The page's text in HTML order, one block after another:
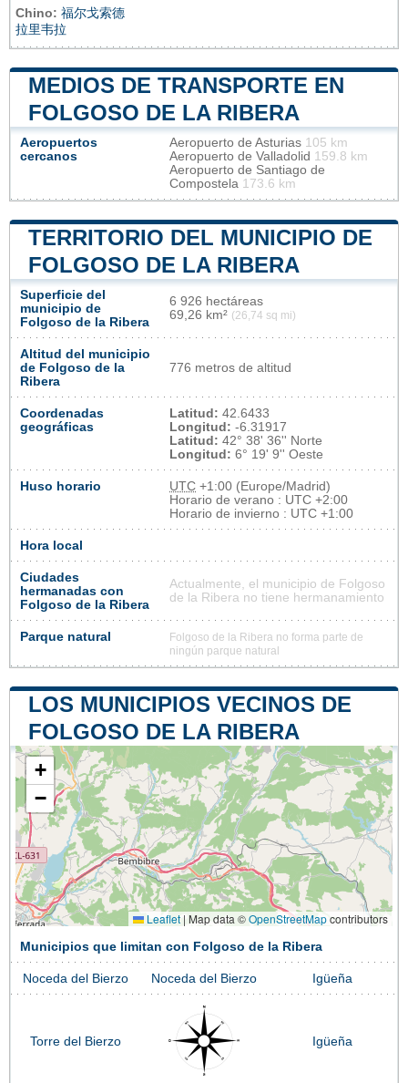
Chino: 福尔戈索德
拉里韦拉
MEDIOS DE TRANSPORTE EN
FOLGOSO DE LA RIBERA
Aeropuertos
cercanos
Aeropuerto de Asturias 105 km
Aeropuerto de Valladolid 159.8 km
Aeropuerto de Santiago de
Compostela 173.6 km
TERRITORIO DEL MUNICIPIO DE
FOLGOSO DE LA RIBERA
Superficie del
municipio de
Folgoso de la Ribera
6 926 hectáreas
69,26 km² (26,74 sq mi)
Altitud del municipio
de Folgoso de la
Ribera
776 metros de altitud
Coordenadas
geográficas
Latitud: 42.6433
Longitud: -6.31917
Latitud: 42° 38' 36'' Norte
Longitud: 6° 19' 9'' Oeste
Huso horario UTC +1:00 (Europe/Madrid)
Horario de verano : UTC +2:00
Horario de invierno : UTC +1:00
Hora local
Ciudades
hermanadas con
Folgoso de la Ribera
Actualmente, el municipio de Folgoso
de la Ribera no tiene hermanamiento
Parque natural
Folgoso de la Ribera no forma parte de
ningún parque natural
LOS MUNICIPIOS VECINOS DE
FOLGOSO DE LA RIBERA
+
−
Leaflet | Map data ©OpenStreetMapcontributors
Municipios que limitan con Folgoso de la Ribera
Noceda del Bierzo Noceda del Bierzo Igüeña
Torre del Bierzo Igüeña